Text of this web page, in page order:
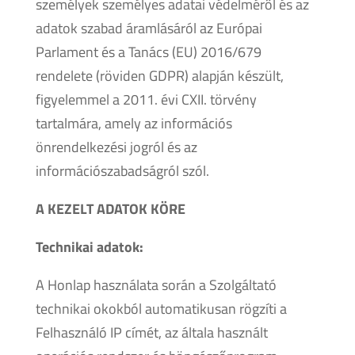
személyek személyes adatai védelméről és az
adatok szabad áramlásáról az Európai
Parlament és a Tanács (EU) 2016/679
rendelete (röviden GDPR) alapján készült,
figyelemmel a 2011. évi CXII. törvény
tartalmára, amely az információs
önrendelkezési jogról és az
információszabadságról szól.
A KEZELT ADATOK KÖRE
Technikai adatok:
A Honlap használata során a Szolgáltató
technikai okokból automatikusan rögzíti a
Felhasználó IP címét, az általa használt